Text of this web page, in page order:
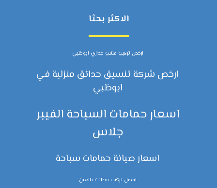
الاكثر بحثا
ارخص تركيب عشب جداري ابوظبي
ارخص شركة تنسيق حدائق منزلية في
ابوظبي
اسعار حمامات السباحة الفيبر
جلاس
اسعار صيانة حمامات سباحة
افضل تركيب مظلات بالعين